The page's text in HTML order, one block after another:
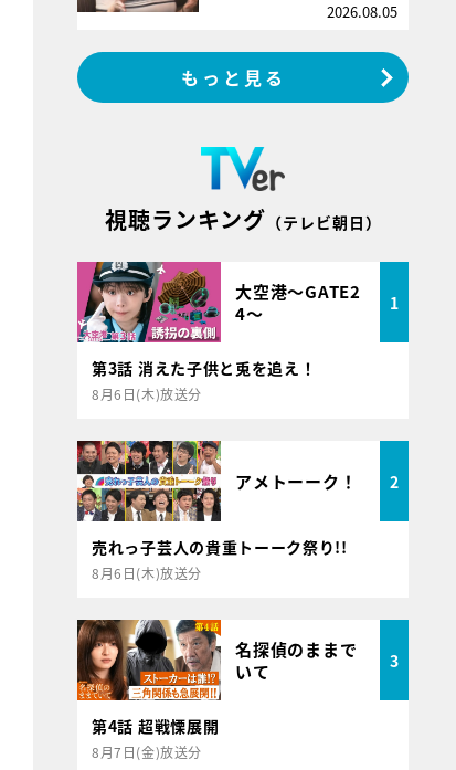
2026.08.05
もっと見る
視聴ランキング （テレビ朝日）
大空港～GATE2
4～
1
第3話 消えた子供と兎を追え！
8月6日(木)放送分
アメトーーク！ 2
売れっ子芸人の貴重トーーク祭り!!
8月6日(木)放送分
名探偵のままで
いて
3
第4話 超戦慄展開
8月7日(金)放送分